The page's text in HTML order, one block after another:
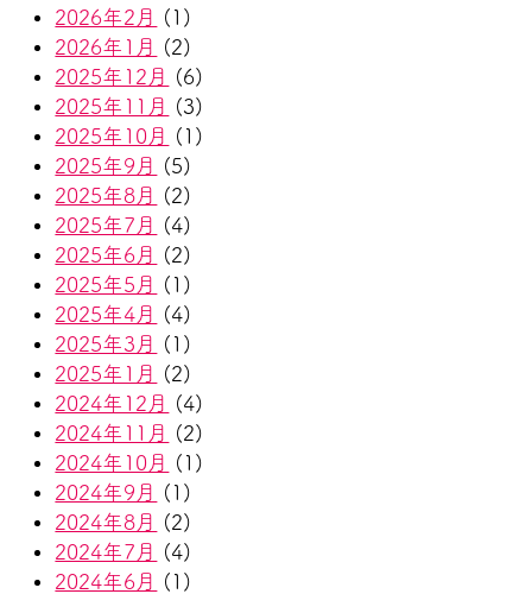
2026年2月
(1)
2026年1月
(2)
2025年12月
(6)
2025年11月
(3)
2025年10月
(1)
2025年9月
(5)
2025年8月
(2)
2025年7月
(4)
2025年6月
(2)
2025年5月
(1)
2025年4月
(4)
2025年3月
(1)
2025年1月
(2)
2024年12月
(4)
2024年11月
(2)
2024年10月
(1)
2024年9月
(1)
2024年8月
(2)
2024年7月
(4)
2024年6月
(1)